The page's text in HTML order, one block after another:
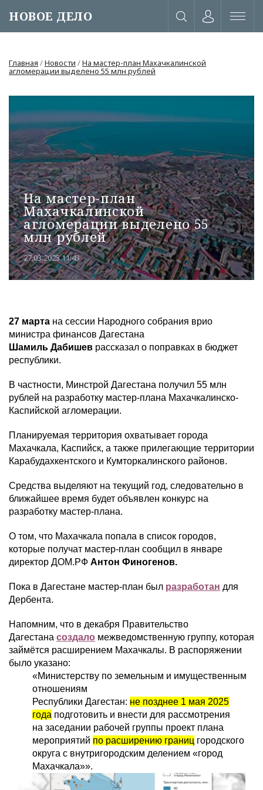
НОВОЕ ДЕЛО
или через соц. сети
Главная /Новости /На мастер-план Махачкалинской
агломерации выделено 55 млн рублей
На мастер-план
Махачкалинской
агломерации выделено 55
млн рублей
27.03.2025 11:43
27 марта на сессии Народного собрания врио
министра финансов Дагестана
Шамиль Дабишев рассказал о поправках в бюджет
республики.
В частности, Минстрой Дагестана получил 55 млн
рублей на разработку мастер-плана Махачкалинско-
Каспийской агломерации.
Планируемая территория охватывает города
Махачкала, Каспийск, а также прилегающие территории
Карабудахкентского и Кумторкалинского районов.
Средства выделяют на текущий год, следовательно в
ближайшее время будет объявлен конкурс на
разработку мастер-плана.
О том, что Махачкала попала в список городов,
которые получат мастер-план сообщил в январе
директор ДОМ.РФ Антон Финогенов.
Пока в Дагестане мастер-план был разработан для
Дербента.
Напомним, что в декабря Правительство
Дагестана создало межведомственную группу, которая
займётся расширением Махачкалы. В распоряжении
было указано:
«Министерству по земельным и имущественным
отношениям
Республики Дагестан: не позднее 1 мая 2025
года подготовить и внести для рассмотрения
на заседании рабочей группы проект плана
мероприятий по расширению границ городского
округа с внутригородским делением «город
Махачкала»».